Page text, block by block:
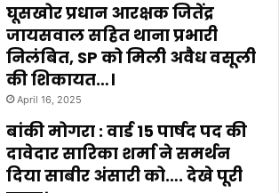
घूसखोर प्रधान आरक्षक जितेंद्र
जायसवाल सहित थाना प्रभारी
निलंबित, SP को मिली अवैध वसूली
की शिकायत…।
April 16, 2025
बांकी मोगरा : वार्ड 15 पार्षद पद की
दावेदार सारिका शर्मा ने समर्थन
दिया साबीर अंसारी को…. देखे पूरी